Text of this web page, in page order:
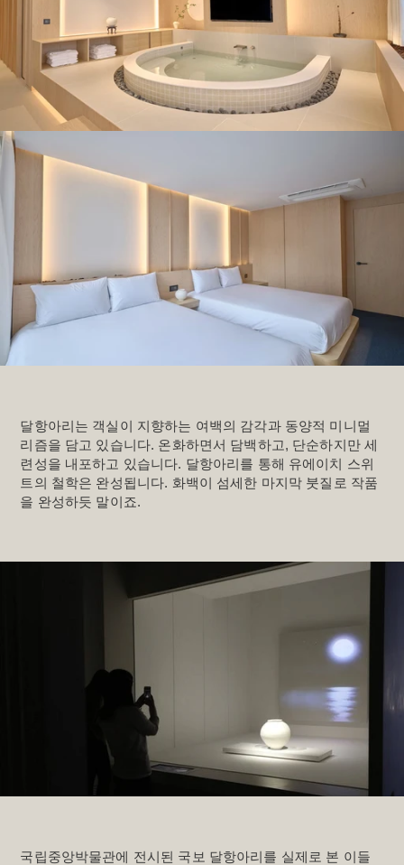
달항아리는 객실이 지향하는 여백의 감각과 동양적 미니멀
리즘을 담고 있습니다. 온화하면서 담백하고, 단순하지만 세
련성을 내포하고 있습니다. 달항아리를 통해 유에이치 스위
트의 철학은 완성됩니다. 화백이 섬세한 마지막 붓질로 작품
을 완성하듯 말이죠.
국립중앙박물관에 전시된 국보 달항아리를 실제로 본 이들